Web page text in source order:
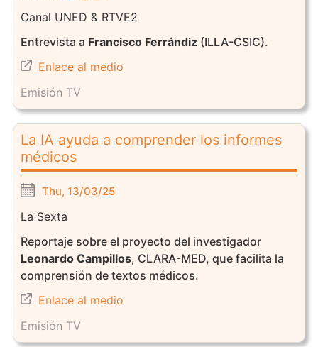
Canal UNED & RTVE2
Entrevista a Francisco Ferrándiz(ILLA-CSIC).
Enlace al medio
Emisión TV
La IA ayuda a comprender los informes
médicos
Thu, 13/03/25
La Sexta
Reportaje sobre el proyecto del investigador
Leonardo Campillos, CLARA-MED, que facilita la
comprensión de textos médicos.
Enlace al medio
Emisión TV